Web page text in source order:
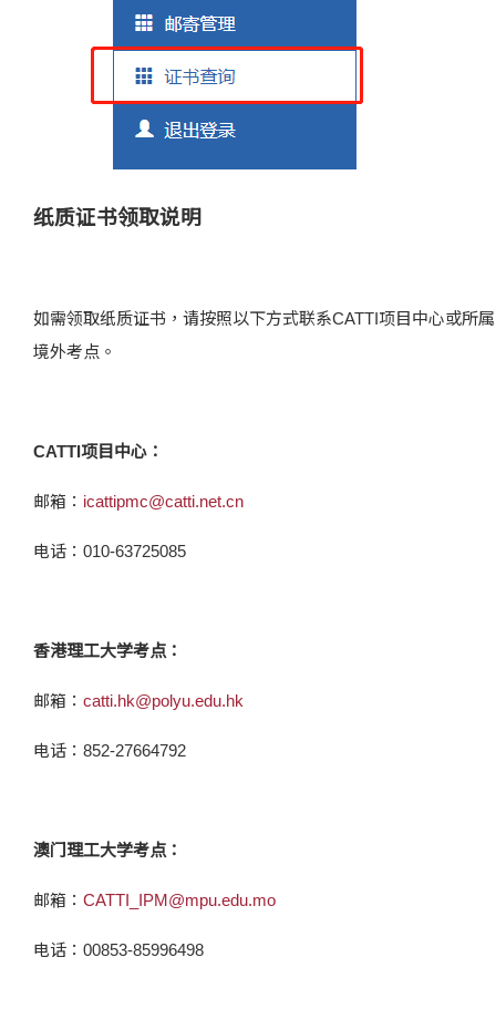
纸质证书领取说明
如需领取纸质证书，请按照以下方式联系CATTI项目中心或所属
境外考点。
CATTI项目中心：
邮箱： icattipmc@catti.net.cn
电话：010-63725085
香港理工大学考点：
邮箱： catti.hk@polyu.edu.hk
电话：852-27664792
澳门理工大学考点：
邮箱： CATTI_IPM@mpu.edu.mo
电话：00853-85996498